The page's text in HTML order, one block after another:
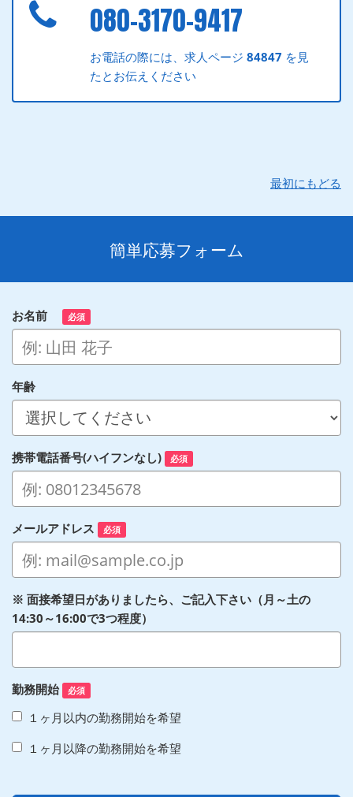
080-3170-9417
お電話の際には、求人ページ84847 を見
たとお伝えください
最初にもどる
簡単応募フォーム
お名前 必須
年齢
携帯電話番号(ハイフンなし) 必須
メールアドレス 必須
※ 面接希望日がありましたら、ご記入下さい（月～土の
14:30～16:00で3つ程度）
勤務開始 必須
１ヶ月以内の勤務開始を希望
１ヶ月以降の勤務開始を希望